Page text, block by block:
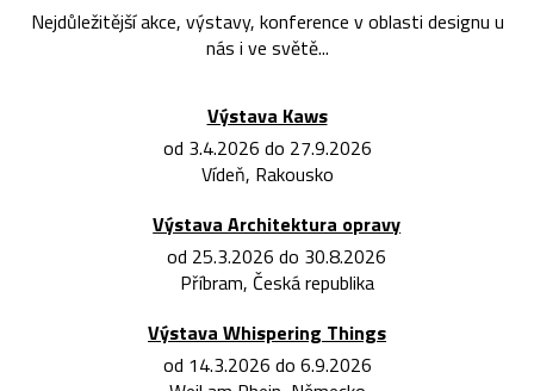
Nejdůležitější akce, výstavy, konference v oblasti designu u
nás i ve světě...
Výstava Kaws
od 3.4.2026 do 27.9.2026
Vídeň, Rakousko
Výstava Architektura opravy
od 25.3.2026 do 30.8.2026
Příbram, Česká republika
Výstava Whispering Things
od 14.3.2026 do 6.9.2026